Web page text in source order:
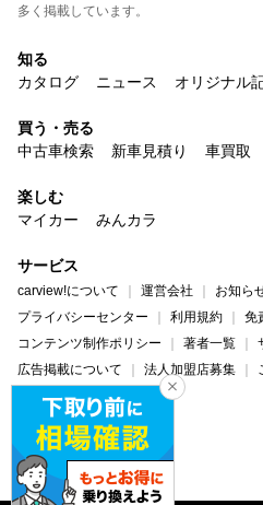
多く掲載しています。
知る
カタログ
ニュース オリジナル
買う・売る
中古車検索
新車見積り 車買取
楽しむ
マイカー
みんカラ
サービス
carview!について 運営会社 お知ら
プライバシーセンター
利用規約
免
コンテンツ制作ポリシー
著者一覧
広告掲載について
法人加盟店募集
ヘルプ・お問い合わせ
carview! Yahoo! JAPAN